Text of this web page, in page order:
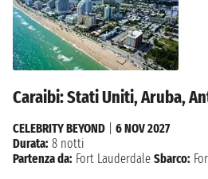
Caraibi: Stati Uniti, Aruba,
CELEBRITY BEYOND
6 NOV 2027
Durata: 8 notti
Partenza da: Fort Lauderdale Sbarco: